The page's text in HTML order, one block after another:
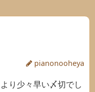
pianonooheya
り少々早い〆切でし